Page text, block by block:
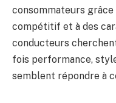
consommateurs
compétitif et à des
conducteurs
fois performance,
semblent répondre à